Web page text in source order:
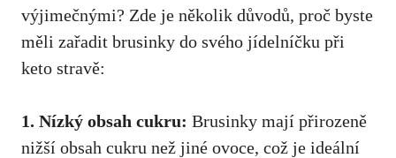
výjimečnými? Zde je několik důvodů, proč byste
měli zařadit brusinky do svého jídelníčku při
keto stravě:
1. Nízký obsah cukru: Brusinky mají přirozeně
nižší obsah cukru než jiné ovoce, což je ideální